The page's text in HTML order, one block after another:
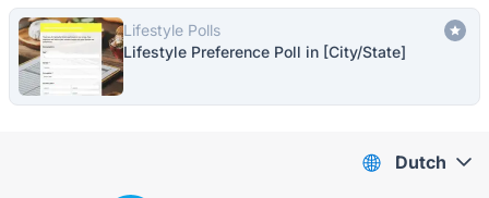
Lifestyle Polls
Lifestyle Preference Poll in [City/State]
Dutch